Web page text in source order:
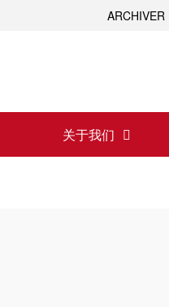
ARCHIVER
关于我们